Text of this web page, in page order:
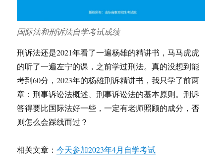
国际法和刑诉法自学考试成绩
刑诉法还是2021年看了一遍杨雄的精讲书，马马虎虎
的听了一遍左宁的课，之前学过刑法。真的没想到能
考到60分，2023年的杨雄刑诉精讲书，我只学了前两
章：刑事诉讼法概述、刑事诉讼法的基本原则。刑诉
答得要比国际法好一些，一定有老师照顾的成分，否
则怎么会踩线而过？
相关文章：今天参加2023年4月自学考试